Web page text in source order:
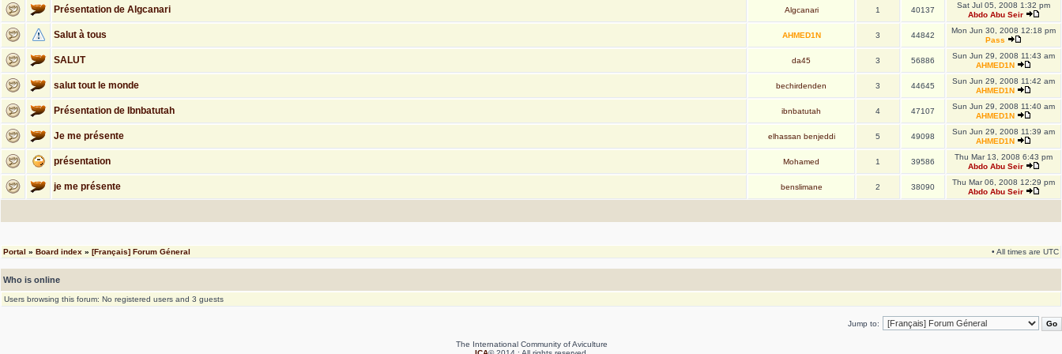
Présentation de Algcanari Algcanari 1 40137
Sat Jul 05, 2008 1:32 pm
Abdo Abu Seir
Salut à tous AHMED1N 3 44842
Mon Jun 30, 2008 12:18 pm
Pass
SALUT da45 3 56886
Sun Jun 29, 2008 11:43 am
AHMED1N
salut tout le monde bechirdenden 3 44645
Sun Jun 29, 2008 11:42 am
AHMED1N
Présentation de Ibnbatutah ibnbatutah 4 47107
Sun Jun 29, 2008 11:40 am
AHMED1N
Je me présente elhassan benjeddi 5 49098
Sun Jun 29, 2008 11:39 am
AHMED1N
présentation Mohamed 1 39586
Thu Mar 13, 2008 6:43 pm
Abdo Abu Seir
je me présente benslimane 2 38090
Thu Mar 06, 2008 12:29 pm
Abdo Abu Seir
Portal » Board index » [Français] Forum Géneral • All times are UTC
Who is online
Users browsing this forum: No registered users and 3 guests
Jump to:
The International Community of Aviculture